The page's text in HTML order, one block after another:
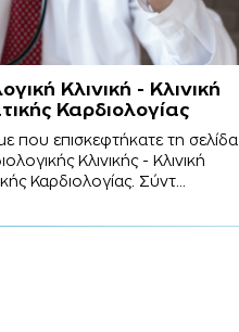
Κλινική - Κλινική
Καρδιολογίας
που επισκεφτήκατε τη σελίδα
Κλινικής - Κλινική
Καρδιολογίας. Σύντ...